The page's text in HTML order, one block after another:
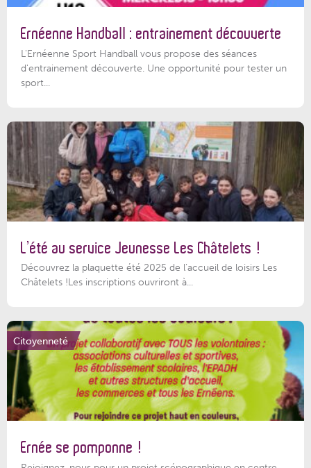
Ernéenne Handball : entrainement découverte
L'Ernéenne Sport Handball vous propose des séances
d'entrainement découverte. Une opportunité pour tester un
sport...
L’été au service Jeunesse Les Châtelets !
Découvrez la plaquette été 2025 de l’accueil de loisirs Les
Châtelets !Les inscriptions ouvriront à...
Citoyenneté
Ernée se pomponne !